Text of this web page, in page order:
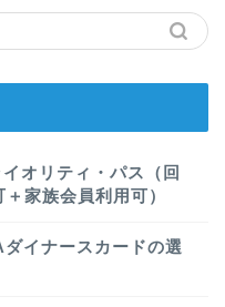
オリティ・パス（回
家族会員利用可）
イナースカードの選